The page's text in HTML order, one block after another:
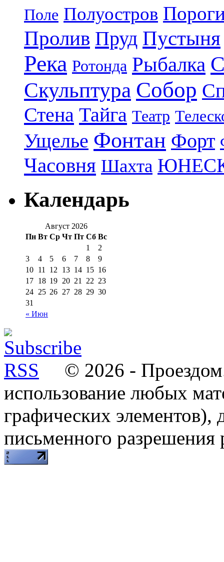
Поле Полуостров
Пролив Пруд Пустыня
Река Ротонда Рыбалка
Скульптура Собор
Стена Тайга Театр
Ущелье Фонтан Форт
Часовня Шахта
Календарь
Август 2026
Пн Вт Ср Чт Пт Сб Вс
« Июн
1
2
3
4 5 6 7 8
9
10 11 12 13 14 15 16
17 18 19 20 21 22 23
24 25 26 27 28 29 30
31
© 2026 -
использование любых
графических элементов),
письменного разрешения